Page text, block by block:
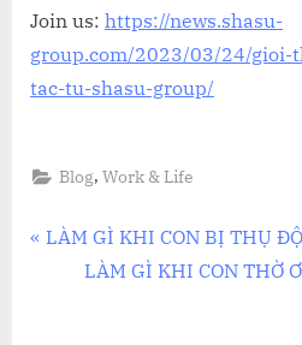
Join us: https://news.shasu-
group.com/2023/03/24/gioi-
tac-tu-shasu-group/
Blog,Work & Life
Điều
P
LÀM GÌ KHI CON BỊ THỤ
N
LÀM GÌ KHI CON THỜ